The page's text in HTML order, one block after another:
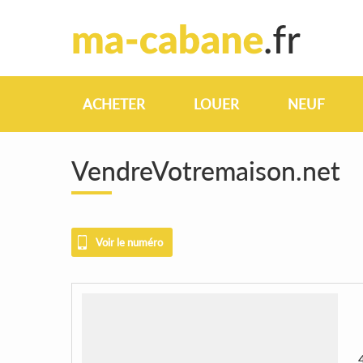
ACHETER LOUER NEUF
VendreVotremaison.net
Voir le numéro